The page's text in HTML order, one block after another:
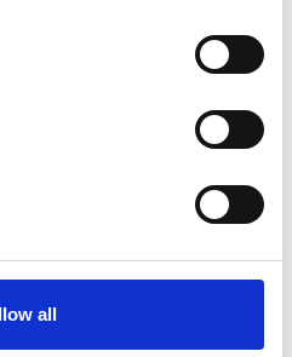
all
könnte, haben wir uns
Der Kunde